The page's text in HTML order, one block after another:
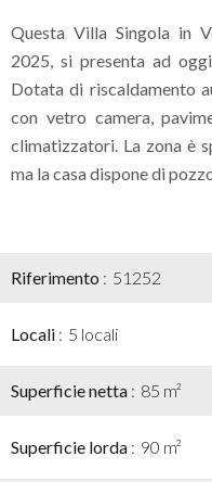
Questa Villa Singola in
2025, si presenta ad
Dotata di riscaldamento
con vetro camera,
climatizzatori. La zona è
ma la casa dispone di
Riferimento 51252
Locali 5 locali
Superficie netta 85 m²
Superficie lorda 90 m²